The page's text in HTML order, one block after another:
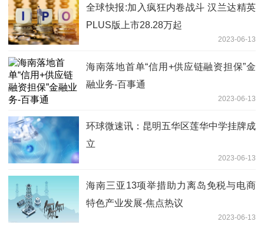
全球快报:加入疯狂内卷战斗 汉兰达精英
PLUS版上市28.28万起
2023-06-13
海南落地首单“信用+供应链融资担保”金
融业务-百事通
2023-06-13
环球微速讯：昆明五华区莲华中学挂牌成
立
2023-06-13
海南三亚13项举措助力离岛免税与电商
特色产业发展-焦点热议
2023-06-13